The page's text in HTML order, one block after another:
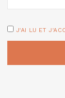
J'AI LU ET